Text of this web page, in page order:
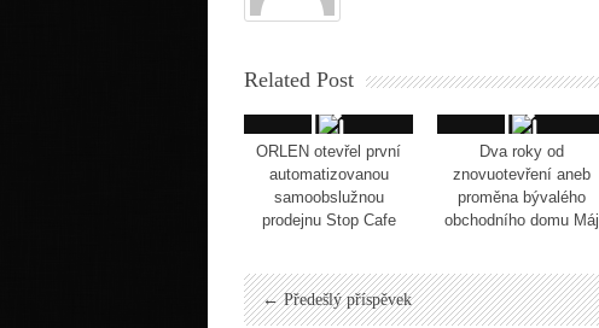
Related Post
ORLEN otevřel první
automatizovanou
samoobslužnou
prodejnu Stop Cafe
Dva roky od
znovuotevření aneb
proměna bývalého
obchodního domu Máj
← Předešlý příspěvek